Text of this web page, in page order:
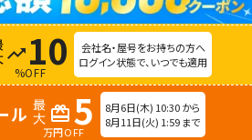
trending_up 10
%OFF
会社名・屋号をお持ちの方へ
ログイン状態で、いつでも適用
ル redeem 5
万円OFF
8月6日(木) 10:30 から
8月11日(火) 1:59 まで